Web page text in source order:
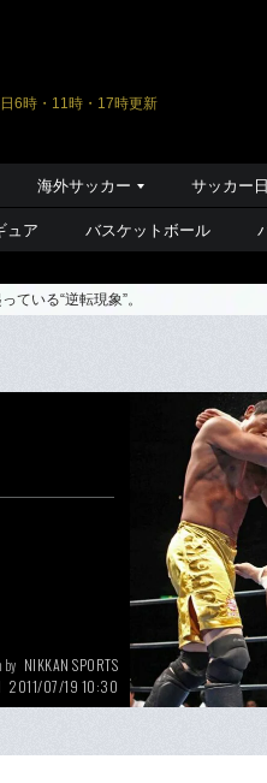
6時・11時・17時更新
海外サッカー サッカー
ュア バスケットボール
ている“逆転現象”。
by NIKKAN SPORTS
2011/07/19 10:30
6月に行なわれた